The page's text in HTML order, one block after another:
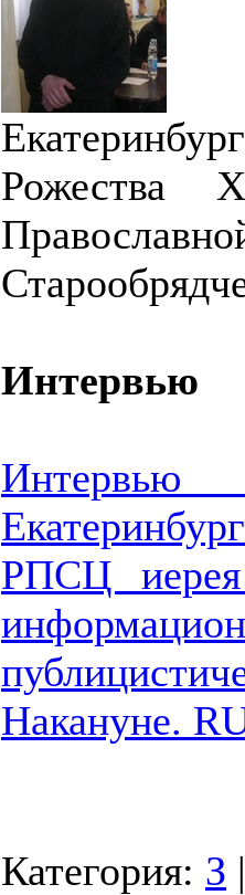
Рожества
Интервью
РПСЦ
Накануне.
Категория: З